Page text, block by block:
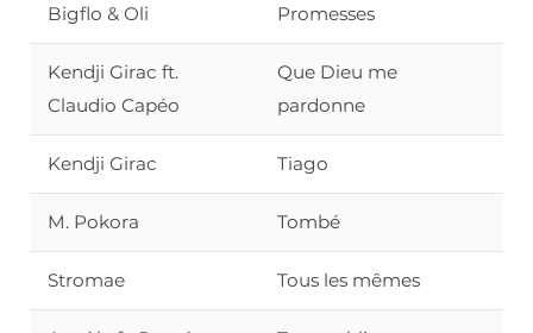
Bigflo & Oli Promesses
Kendji Girac ft.
Claudio Capéo
Que Dieu me
pardonne
Kendji Girac Tiago
M. Pokora Tombé
Stromae Tous les mêmes